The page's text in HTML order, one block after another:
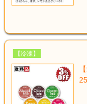
【冷凍】